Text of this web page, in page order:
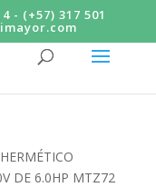
- (+57) 317 501
DE 6.0HP MTZ72